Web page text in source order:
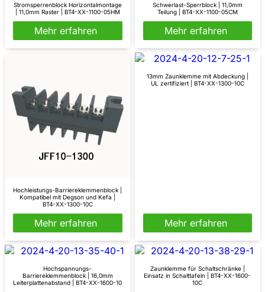
Stromsperrenblock Horizontalmontage
| 11,0mm Raster | BT4-XX-1100-05HM
Mehr erfahren
Schwerlast-Sperrblock | 11,0mm
Teilung | BT4-XX-1100-05CM
Mehr erfahren
Hochleistungs-Barriereklemmenblock |
Kompatibel mit Degson und Kefa |
BT4-XX-1300-10C
Mehr erfahren
13mm Zaunklemme mit Abdeckung |
UL zertifiziert | BT4-XX-1300-10C
Mehr erfahren
Hochspannungs-
Barriereklemmenblock | 16,0mm
Leiterplattenabstand | BT4-XX-1600-10
Zaunklemme für Schaltschränke |
Einsatz in Schalttafeln | BT4-XX-1600-
10C